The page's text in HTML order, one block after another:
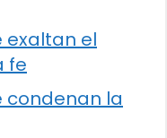
exaltan el
fe
condenan la